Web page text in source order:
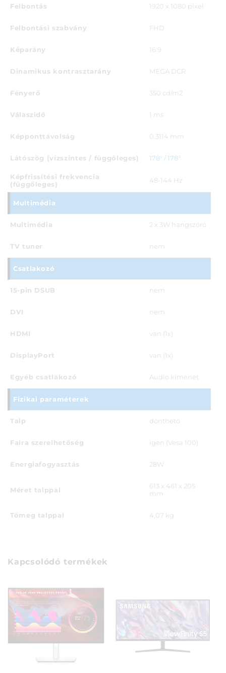
Felbontás 1920 x 1080 pixel
Felbontási szabvány FHD
Képarány 16:9
Dinamikus kontrasztarány MEGA DCR
Fényerő 350 cd/m2
Válaszidő 1 ms
Képponttávolság 0.3114 mm
Látószög (vízszintes / függőleges) 178° / 178°
Képfrissítési frekvencia
(függőleges)
48-144 Hz
Multimédia
Multimédia 2 x 3W hangszóró
TV tuner nem
Csatlakozó
15-pin DSUB nem
DVI nem
HDMI van (1x)
DisplayPort van (1x)
Egyéb csatlakozó Audio kimenet
Fizikai paraméterek
Talp dönthető
Falra szerelhetőség igen (Vesa 100)
Energiafogyasztás 28W
Méret talppal
613 x 461 x 205
mm
Tömeg talppal 4,07 kg
Kapcsolódó termékek